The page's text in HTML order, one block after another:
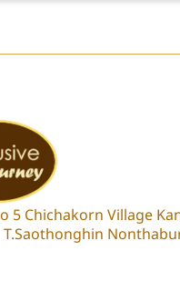
5 Chichakorn Village
T.Saothonghin